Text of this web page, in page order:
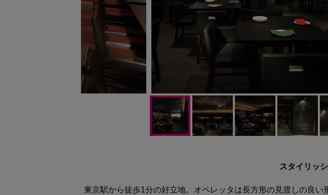
スタイリッ
東京駅から徒歩1分の好立地。オペレッタは長方形の見渡しの良